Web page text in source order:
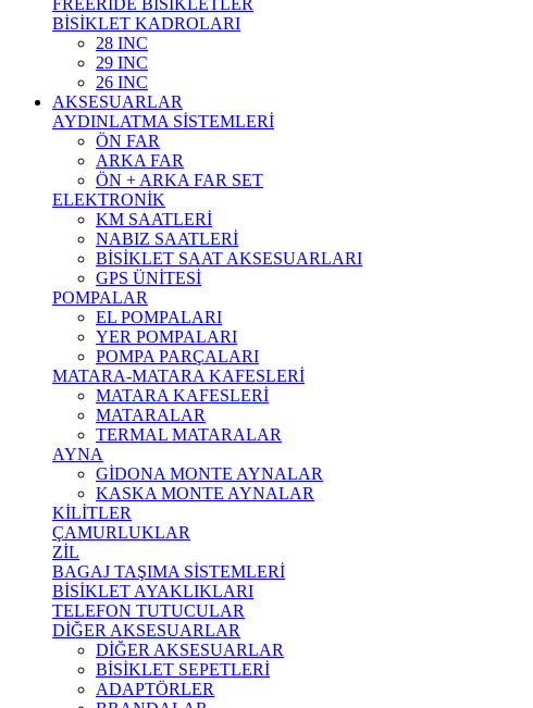
FREERIDE BİSİKLETLER
BİSİKLET KADROLARI
28 INC
29 INC
26 INC
AKSESUARLAR
AYDINLATMA SİSTEMLERİ
ÖN FAR
ARKA FAR
ÖN + ARKA FAR SET
ELEKTRONİK
KM SAATLERİ
NABIZ SAATLERİ
BİSİKLET SAAT AKSESUARLARI
GPS ÜNİTESİ
POMPALAR
EL POMPALARI
YER POMPALARI
POMPA PARÇALARI
MATARA-MATARA KAFESLERİ
MATARA KAFESLERİ
MATARALAR
TERMAL MATARALAR
AYNA
GİDONA MONTE AYNALAR
KASKA MONTE AYNALAR
KİLİTLER
ÇAMURLUKLAR
ZİL
BAGAJ TAŞIMA SİSTEMLERİ
BİSİKLET AYAKLIKLARI
TELEFON TUTUCULAR
DİĞER AKSESUARLAR
DİĞER AKSESUARLAR
BİSİKLET SEPETLERİ
ADAPTÖRLER